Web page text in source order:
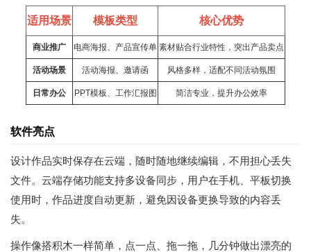
适用场景 模板类型 核心优势
商业推广 电商海报、产品宣传单 素材贴合行业特性，突出产品卖点
活动场景 活动海报、邀请函 风格多样，适配不同活动氛围
日常办公 PPT模板、工作汇报图 简洁专业，提升办公效率
软件亮点
设计作品实时保存在云端，随时随地继续编辑，不用担心丢失
文件。云端存储功能支持多设备同步，用户在手机、平板切换
使用时，作品进度自动更新，避免因设备更换导致的内容丢
失。
操作像搭积木一样简单，点一点、拖一拖，几分钟做出漂亮的